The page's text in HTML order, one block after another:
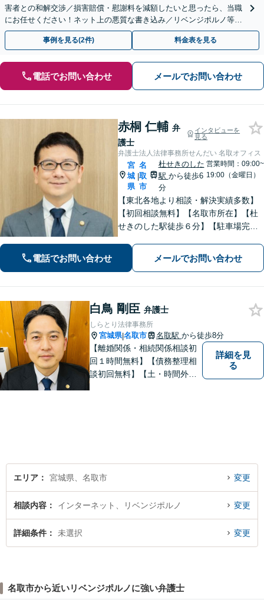
害者との和解交渉／損害賠償・慰謝料を減額したいと思ったら、当職
にお任せください！ネット上の悪質な書き込み／リベンジポルノ等、
代表弁護士が最後まで対応【関東エリア以外の相談も可】
事例を見る(2件) 料金表を見る
電話でお問い合わせ メールでお問い合わせ
赤桐 仁輔 弁
護士
インタビューを
見る
弁護士法人法律事務所せんだい 名取オフィス
宮
城
県
|
名
取
市
杜せきのした
駅 から徒歩6
分
営業時間：09:00~
19:00（金曜日）
【東北各地より相談・解決実績多数】
【初回相談無料】【名取市所在】【杜
せきのした駅徒歩６分】【駐車場完
日でも早く取り除き、穏やかな日常を
取り戻せるよう尽力いたします。【完
電話でお問い合わせ メールでお問い合わせ
白鳥 剛臣 弁護士
しらとり法律事務所
宮城県|名取市 名取駅 から徒歩8分
【離婚関係・相続関係相談初
回１時間無料】【債務整理相
談初回無料】【土・時間外応
詳細を見
る
エリア 宮城県、名取市 変更
相談内容 インターネット、リベンジポルノ 変更
詳細条件 未選択 変更
名取市から近いリベンジポルノに強い弁護士